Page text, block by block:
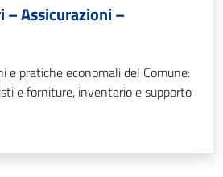
– Assicurazioni –
e pratiche economali del Comune:
e forniture, inventario e supporto